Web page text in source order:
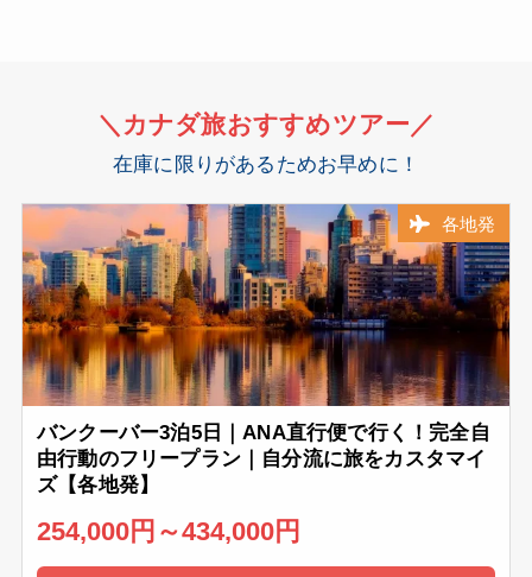
＼カナダ旅おすすめツアー／
在庫に限りがあるためお早めに！
各地発
バンクーバー3泊5日｜ANA直行便で行く！完全自
由行動のフリープラン｜自分流に旅をカスタマイ
ズ【各地発】
254,000円～434,000円